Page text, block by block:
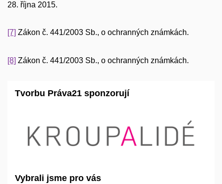
28. října 2015.
[7] Zákon č. 441/2003 Sb., o ochranných známkách.
[8] Zákon č. 441/2003 Sb., o ochranných známkách.
Tvorbu Práva21 sponzorují
Vybrali jsme pro vás